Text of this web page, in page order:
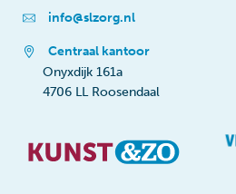
info@slzorg.nl
Centraal kantoor
Onyxdijk 161a
4706 LL Roosendaal